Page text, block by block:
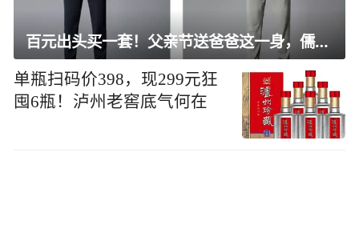
百元出头买一套！父亲节送爸爸这一身，儒雅有型还凉爽
单瓶扫码价398，现299元狂
囤6瓶！泸州老窖底气何在